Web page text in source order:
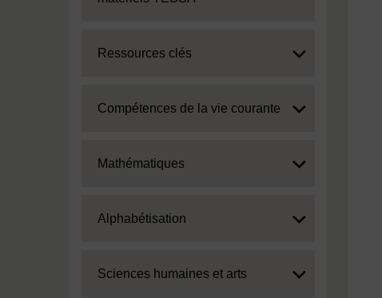
Expand
Ressources clés
Expand
Compétences de la vie courante
Expand
Mathématiques
Expand
Alphabétisation
Expand
Sciences humaines et arts